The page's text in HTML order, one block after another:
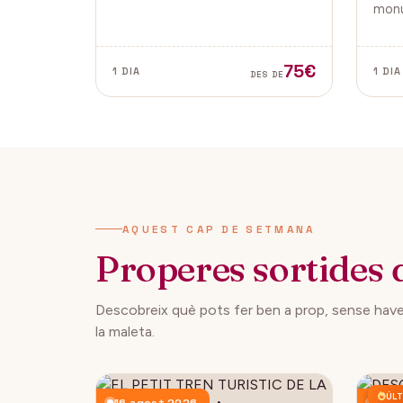
del Nadal.
1 DIA DES DE75€ 1 DIA
AQUEST CAP DE SETMANA
Properes sortides
Descobreix què pots fer ben a prop, sense
la maleta.